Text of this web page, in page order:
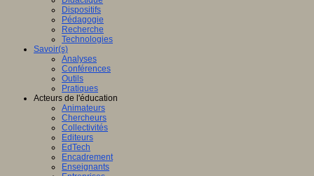
Dispositifs
Pédagogie
Recherche
Technologies
Savoir(s)
Analyses
Conférences
Outils
Pratiques
Acteurs de l'éducation
Animateurs
Chercheurs
Collectivités
Editeurs
EdTech
Encadrement
Enseignants